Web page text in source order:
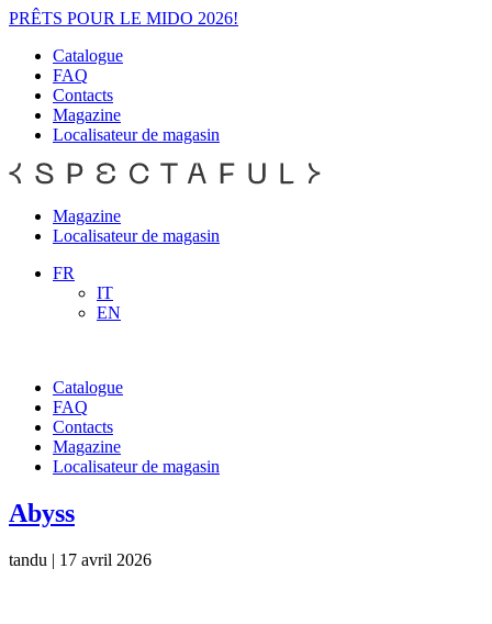
PRÊTS POUR LE MIDO 2026!
Catalogue
FAQ
Contacts
Magazine
Localisateur de magasin
Magazine
Localisateur de magasin
FR
IT
EN
Catalogue
FAQ
Contacts
Magazine
Localisateur de magasin
Abyss
tandu | 17 avril 2026